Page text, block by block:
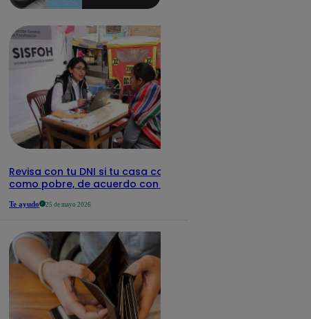
detalles
Revisa con tu DNI si tu casa califica
como pobre, de acuerdo con el Sisfoh
Te ayudo 25 de mayo 2026